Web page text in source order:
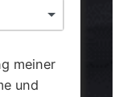
meiner
und